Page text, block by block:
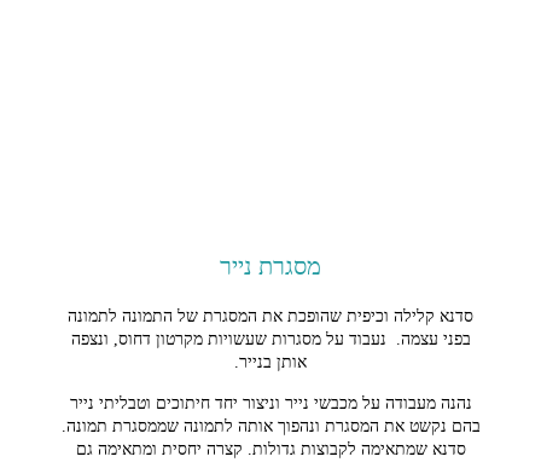
מסגרת נייר
סדנא קלילה וכיפית שהופכת את המסגרת של התמונה לתמונה
בפני עצמה.
נעבוד על מסגרות שעשויות מקרטון דחוס, ונצפה
אותן בנייר.
נהנה מעבודה על מכבשי נייר וניצור יחד חיתוכים וטבליתי נייר
בהם נקשט את המסגרת ונהפוך אותה לתמונה שממסגרת תמונה.
סדנא שמתאימה לקבוצות גדולות. קצרה יחסית ומתאימה גם